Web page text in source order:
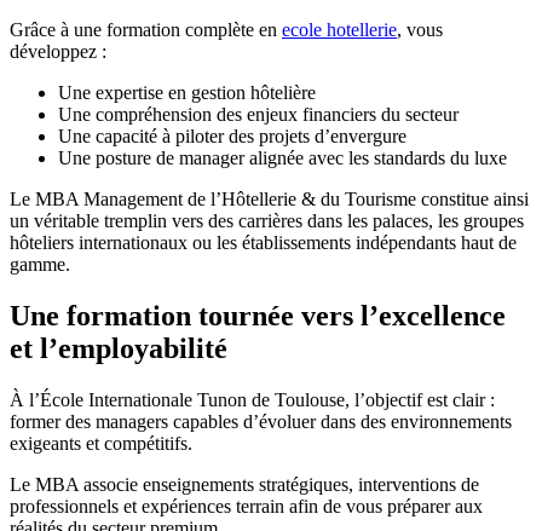
Grâce à une formation complète en ecole hotellerie, vous
développez :
Une expertise en gestion hôtelière
Une compréhension des enjeux financiers du secteur
Une capacité à piloter des projets d’envergure
Une posture de manager alignée avec les standards du luxe
Le MBA Management de l’Hôtellerie & du Tourisme constitue ainsi
un véritable tremplin vers des carrières dans les palaces, les groupes
hôteliers internationaux ou les établissements indépendants haut de
gamme.
Une formation tournée vers l’excellence
et l’employabilité
À l’École Internationale Tunon de Toulouse, l’objectif est clair :
former des managers capables d’évoluer dans des environnements
exigeants et compétitifs.
Le MBA associe enseignements stratégiques, interventions de
professionnels et expériences terrain afin de vous préparer aux